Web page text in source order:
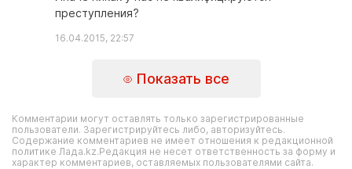
преступления?
16.04.2015, 22:57
Показать все
Комментарии могут оставлять только зарегистрированные
пользователи. Зарегистрируйтесь либо, авторизуйтесь.
Содержание комментариев не имеет отношения к редакционной
политике Лада.kz.Редакция не несет ответственность за форму и
характер комментариев, оставляемых пользователями сайта.